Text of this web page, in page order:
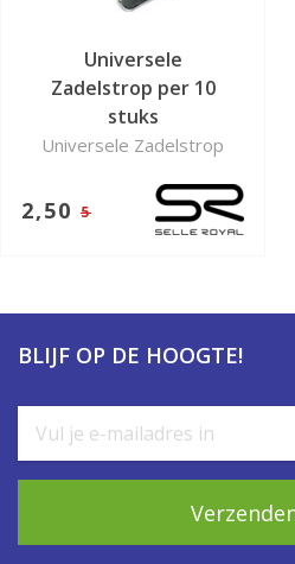
Universele
Zadelstrop per 10
stuks
Universele Zadelstrop
2,50 5
BLIJF OP DE HOOGTE!